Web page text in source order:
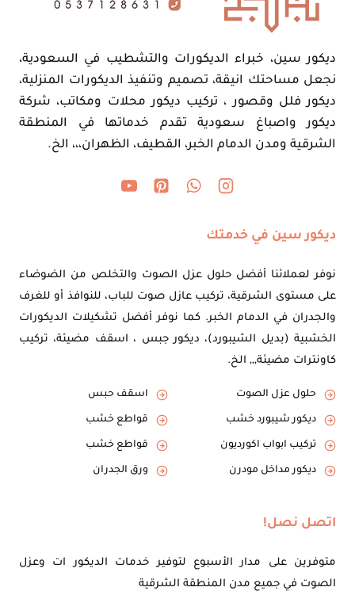
ديكور سين، خبراء الديكورات والتشطيب في السعودية،
نجعل مساحتك انيقة، تصميم وتنفيذ الديكورات المنزلية،
ديكور فلل وقصور ، تركيب ديكور محلات ومكاتب، شركة
ديكور واصباغ سعودية تقدم خدماتها في المنطقة
الشرقية ومدن الدمام الخبر، القطيف، الظهران،،، الخ.
ديكور سين في خدمتك
نوفر لعملائنا أفضل حلول عزل الصوت والتخلص من الضوضاء
على مستوى الشرقية، تركيب عازل صوت للباب، للنوافذ أو للغرف
والجدران في الدمام الخبر. كما نوفر أفضل تشكيلات الديكورات
الخشبية (بديل الشيبورد)، ديكور جبس ، اسقف مضيئة، تركيب
كاونترات مضيئة,,, الخ.
حلول عزل الصوت اسقف حبس
ديكور شيبورد خشب قواطع خشب
تركيب ابواب اكورديون قواطع خشب
ديكور مداخل مودرن ورق الجدران
اتصل نصل!
متوفرين على مدار الأسبوع لتوفير خدمات الديكور ات وعزل
الصوت في جميع مدن المنطقة الشرقية